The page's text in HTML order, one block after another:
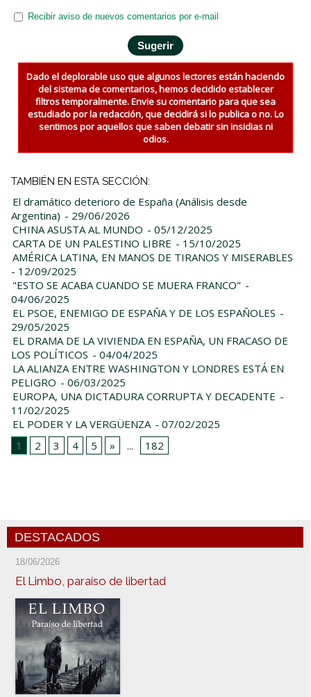
Recibir aviso de nuevos comentarios por e-mail
Dado el deplorable uso que algunos lectores están haciendo
del sistema de comentarios, hemos decidido establecer
filtros temporalmente. Envie su comentario para que sea
estudiado por la redacción, que decidirá si lo publica o no. Lo
sentimos por aquellos que saben debatir sin insidias ni
odios.
TAMBIÉN EN ESTA SECCIÓN:
El dramático deterioro de España (Análisis desde
Argentina) - 29/06/2026
CHINA ASUSTA AL MUNDO - 05/12/2025
CARTA DE UN PALESTINO LIBRE - 15/10/2025
AMÉRICA LATINA, EN MANOS DE TIRANOS Y MISERABLES
- 12/09/2025
"ESTO SE ACABA CUANDO SE MUERA FRANCO" -
04/06/2025
EL PSOE, ENEMIGO DE ESPAÑA Y DE LOS ESPAÑOLES -
29/05/2025
EL DRAMA DE LA VIVIENDA EN ESPAÑA, UN FRACASO DE
LOS POLÍTICOS - 04/04/2025
LA ALIANZA ENTRE WASHINGTON Y LONDRES ESTÁ EN
PELIGRO - 06/03/2025
EUROPA, UNA DICTADURA CORRUPTA Y DECADENTE -
11/02/2025
EL PODER Y LA VERGÜENZA - 07/02/2025
1
2 3 4 5 » ... 182
DESTACADOS
18/06/2026
El Limbo, paraíso de libertad